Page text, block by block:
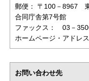
郵便： 〒100－8967
合同庁舎第7号館
ファックス： 03－
ホームページ・アドレス
お問い合わせ先